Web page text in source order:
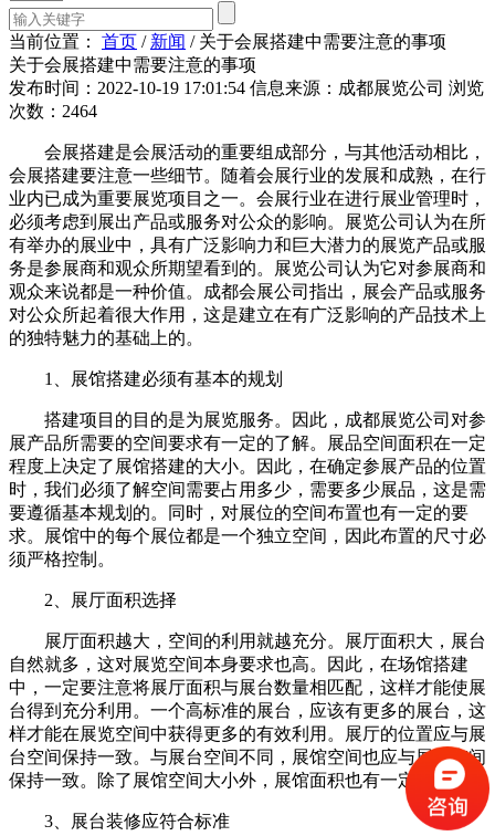
当前位置： 首页 / 新闻 / 关于会展搭建中需要注意的事项
关于会展搭建中需要注意的事项
发布时间：2022-10-19 17:01:54 信息来源：成都展览公司 浏览
次数：2464
会展搭建是会展活动的重要组成部分，与其他活动相比，
会展搭建要注意一些细节。随着会展行业的发展和成熟，在行
业内已成为重要展览项目之一。会展行业在进行展业管理时，
必须考虑到展出产品或服务对公众的影响。展览公司认为在所
有举办的展业中，具有广泛影响力和巨大潜力的展览产品或服
务是参展商和观众所期望看到的。展览公司认为它对参展商和
观众来说都是一种价值。成都会展公司指出，展会产品或服务
对公众所起着很大作用，这是建立在有广泛影响的产品技术上
的独特魅力的基础上的。
1、展馆搭建必须有基本的规划
搭建项目的目的是为展览服务。因此，成都展览公司对参
展产品所需要的空间要求有一定的了解。展品空间面积在一定
程度上决定了展馆搭建的大小。因此，在确定参展产品的位置
时，我们必须了解空间需要占用多少，需要多少展品，这是需
要遵循基本规划的。同时，对展位的空间布置也有一定的要
求。展馆中的每个展位都是一个独立空间，因此布置的尺寸必
须严格控制。
2、展厅面积选择
展厅面积越大，空间的利用就越充分。展厅面积大，展台
自然就多，这对展览空间本身要求也高。因此，在场馆搭建
中，一定要注意将展厅面积与展台数量相匹配，这样才能使展
台得到充分利用。一个高标准的展台，应该有更多的展台，这
样才能在展览空间中获得更多的有效利用。展厅的位置应与展
台空间保持一致。与展台空间不同，展馆空间也应与展台空间
保持一致。除了展馆空间大小外，展馆面积也有一定要求。
3、展台装修应符合标准